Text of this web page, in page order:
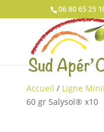
06 80 65 25
Accueil / Ligne
60 gr Salysol® x10